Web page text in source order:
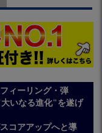
ルフシューズ
履き ゴルフの
ィーリング・弾
いなる進化"を遂げ
コアアップへと導